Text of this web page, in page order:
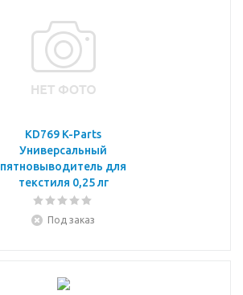
KD769 K-Parts
Универсальный
пятновыводитель для
текстиля 0,25 лг
Под заказ